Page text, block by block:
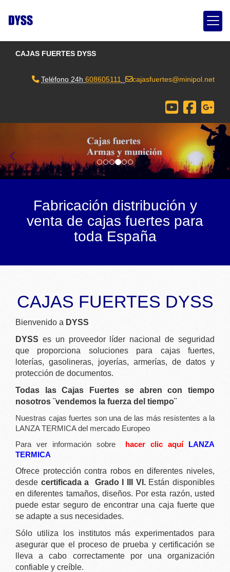
CAJAS FUERTES DYSS
Teléfono 24h 608605111 cajasfuertes minipol.net
Fabricación distribución y
venta de cajas fuertes para
toda España
CAJAS FUERTES DYSS
Bienvenido a DYSS
DYSS es un proveedor líder nacional de seguridad
que proporciona soluciones para cajas fuertes,
loterías, gasolineras, joyerías, armerías, de datos y
protección de documentos.
Todas las Cajas Fuertes se abren con tiempo
nosotros ¨vendemos la fuerza del tiempo¨
Nuestras cajas fuertes son una de las más resistentes a la
LANZA TERMICA del mercado Europeo
Para ver información sobre
hacer clic aquí
LANZA
TERMICA
Ofrece protección contra robos en diferentes niveles,
desde certificada a Grado I III VI.Están disponibles
en diferentes tamaños, diseños. Por esta razón, usted
puede estar seguro de encontrar una caja fuerte que
se adapte a sus necesidades.
Sólo utiliza los institutos más experimentados para
asegurar que el proceso de prueba y certificación se
lleva a cabo correctamente por una organización
confiable y creíble.